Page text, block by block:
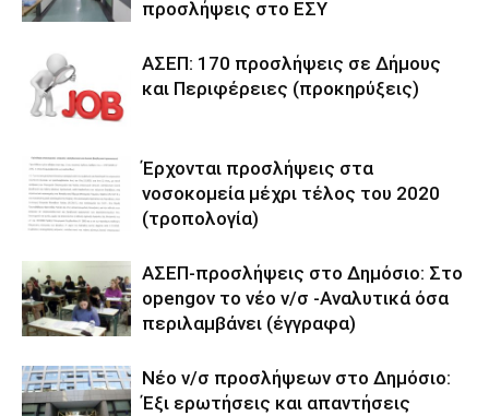
προσλήψεις στο ΕΣΥ
ΑΣΕΠ: 170 προσλήψεις σε Δήμους
και Περιφέρειες (προκηρύξεις)
Έρχονται προσλήψεις στα
νοσοκομεία μέχρι τέλος του 2020
(τροπολογία)
ΑΣΕΠ-προσλήψεις στο Δημόσιο: Στο
opengov το νέο ν/σ -Αναλυτικά όσα
περιλαμβάνει (έγγραφα)
Νέο ν/σ προσλήψεων στο Δημόσιο:
Έξι ερωτήσεις και απαντήσεις